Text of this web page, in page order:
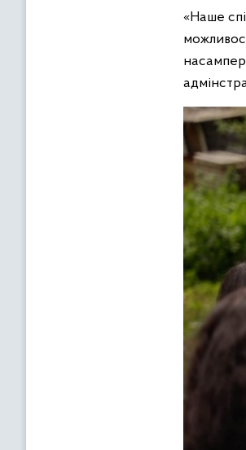
«Наше